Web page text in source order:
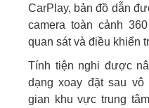
CarPlay, bản đồ dẫn
camera toàn cảnh
quan sát và điều khiển
Tính tiện nghi được
dạng xoay đặt sau
gian khu vực trung